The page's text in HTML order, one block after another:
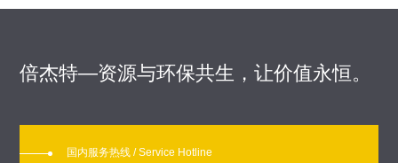
倍杰特—资源与环保共生，让价值永恒。
国内服务热线 / Service Hotline